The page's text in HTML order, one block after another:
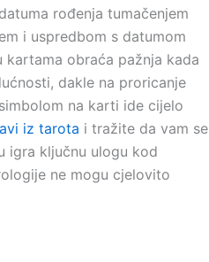
rođenja tumačenjem
i uspredbom s datumom
obraća pažnja kada
dakle na proricanje
na karti ide cijelo
iz tarota i tražite da vam se
igra ključnu ulogu kod
ne mogu cjelovito